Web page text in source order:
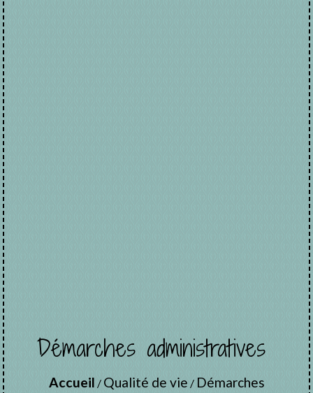
Démarches administratives
Accueil / Qualité de vie / Démarches